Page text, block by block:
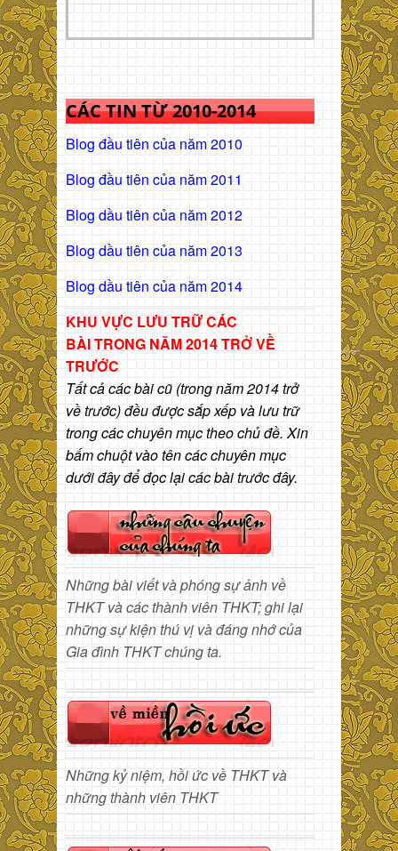
CÁC TIN TỪ 2010-2014
Blog đầu tiên của năm 2010
Blog đầu tiên của năm 2011
Blog dầu tiên của năm 2012
Blog dầu tiên của năm 2013
Blog dầu tiên của năm 2014
KHU VỰC LƯU TRỮ CÁC
BÀITRONG NĂM 2014 TRỞ VỀ
TRƯỚC
Tất cả các bài cũ (trong năm 2014 trở
về trước) đều được sắp xếp và lưu trữ
trong các chuyên mục theo chủ đề. Xin
bấm chuột vào tên các chuyên mục
dưới đây để đọc lại các bài trước đây.
Những bài viết và phóng sự ảnh về
THKT và các thành viên THKT; ghi lại
những sự kiện thú vị và đáng nhớ của
Gia đình THKT chúng ta.
Những kỷ niệm, hồi ức về THKT và
những thành viên THKT